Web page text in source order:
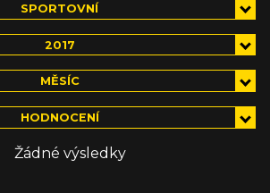
SPORTOVNÍ
2017
MĚSÍC
HODNOCENÍ
Žádné výsledky